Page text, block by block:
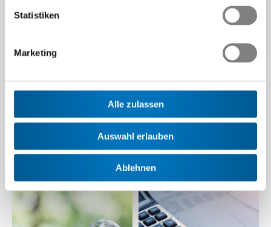
Statistiken
Marketing
Alle zulassen
Auswahl erlauben
Ablehnen
Swissmem-Mitglieder haben ihre Emissionen seit 1990 um 64
Prozent reduziert – trotz anspruchsvoller…